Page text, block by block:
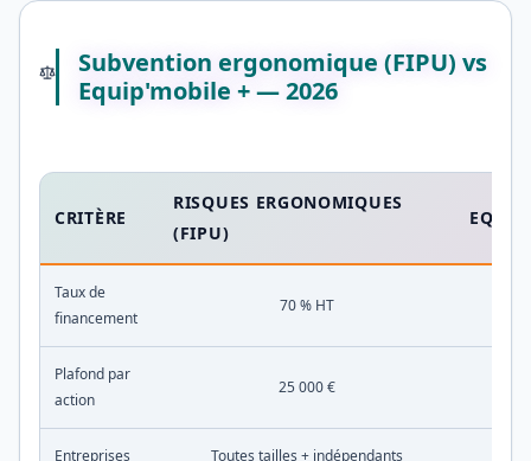
Subvention ergonomique (FIPU) vs
Equip'mobile + — 2026
CRITÈRE
RISQUES ERGONOMIQUES
(FIPU)
Taux de
financement
70 % HT
Plafond par
action
25 000 €
Entreprises
Toutes tailles + indépendants